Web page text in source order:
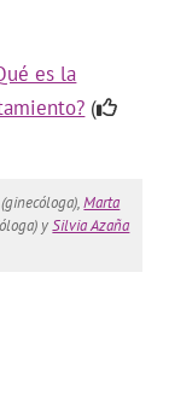
es la
(
Marta
ySilvia Azaña